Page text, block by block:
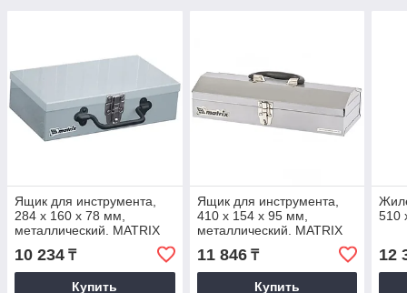
Ящик для инструмента,
284 х 160 х 78 мм,
металлический. MATRIX
10 234 ₸
Купить
Ящик для инструмента,
410 х 154 х 95 мм,
металлический. MATRIX
11 846₸
Купить
510
12